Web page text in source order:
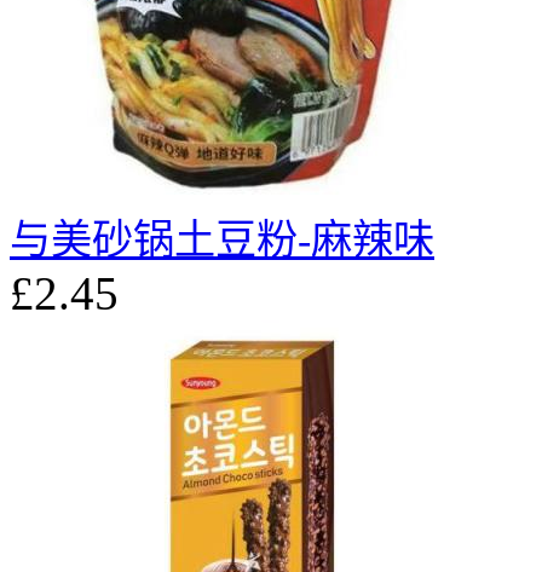
与美砂锅土豆粉-麻辣味
£2.45